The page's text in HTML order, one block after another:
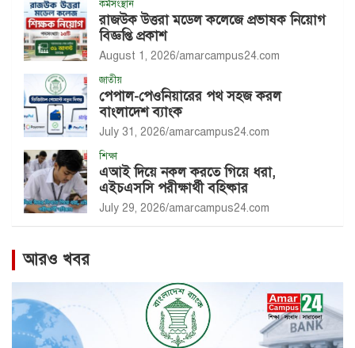
কর্মসংস্থান
রাজউক উত্তরা মডেল কলেজে প্রভাষক নিয়োগ
বিজ্ঞপ্তি প্রকাশ
August 1, 2026 amarcampus24.com
জাতীয়
পেপাল-পেওনিয়ারের পথ সহজ করল
বাংলাদেশ ব্যাংক
July 31, 2026 amarcampus24.com
শিক্ষা
এআই দিয়ে নকল করতে গিয়ে ধরা,
এইচএসসি পরীক্ষার্থী বহিষ্কার
July 29, 2026 amarcampus24.com
আরও খবর